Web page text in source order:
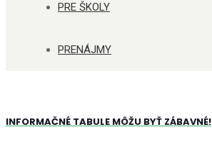
PRE ŠKOLY
PRENÁJMY
INFORMAČNÉ TABULE MÔŽU BYŤ ZÁBAVNÉ!